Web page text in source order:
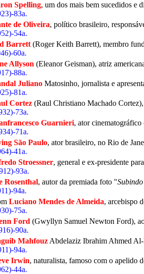
Spelling, um dos mais bem sucedidos e
83a.
de Oliveira, político brasileiro,
54a.
Barrett (Roger Keith Barrett), membro
60a.
Allyson (Eleanor Geisman), atriz
88a.
Juliano Matosinho, jornalista e
81a.
Cortez (Raul Christiano Machado
73a.
Guarnieri, ator cinematográfico
71a.
São Paulo, ator brasileiro, no Rio de
41a.
Stroessner, general e ex-presidente
93a.
Rosenthal, autor da premiada foto "
94a.
Luciano Mendes de Almeida, arcebispo
75a.
Ford (Gwyllyn Samuel Newton Ford),
90a.
Mahfouz Abdelaziz Ibrahim Ahmed
94a.
Irwin, naturalista, famoso com o apelido
44a.